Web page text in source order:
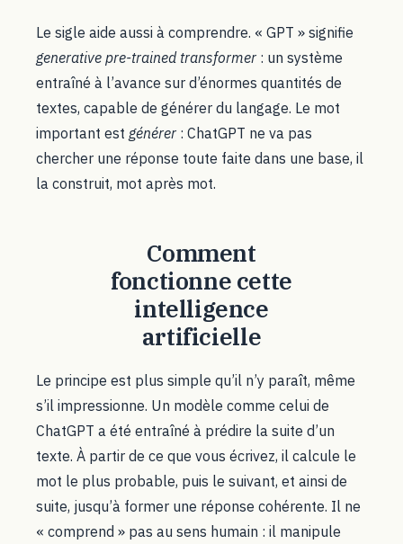
Le sigle aide aussi à comprendre. « GPT » signifie
generative pre-trained transformer : un système
entraîné à l’avance sur d’énormes quantités de
textes, capable de générer du langage. Le mot
important est générer : ChatGPT ne va pas
chercher une réponse toute faite dans une base, il
la construit, mot après mot.
Comment
fonctionne cette
intelligence
artificielle
Le principe est plus simple qu’il n’y paraît, même
s’il impressionne. Un modèle comme celui de
ChatGPT a été entraîné à prédire la suite d’un
texte. À partir de ce que vous écrivez, il calcule le
mot le plus probable, puis le suivant, et ainsi de
suite, jusqu’à former une réponse cohérente. Il ne
« comprend » pas au sens humain : il manipule